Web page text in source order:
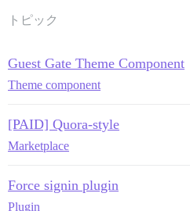
トピック
Guest Gate Theme Component
Theme component
[PAID] Quora-style
Marketplace
Force signin plugin
Plugin